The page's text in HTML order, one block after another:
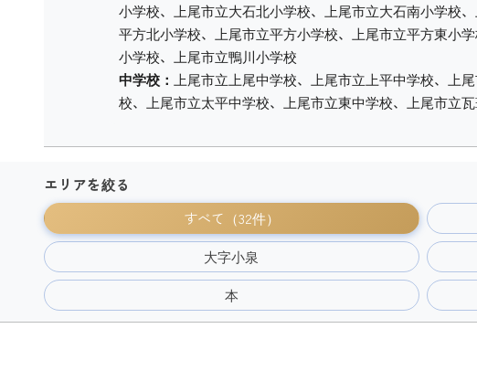
小学校、上尾市立大石北小学校、上尾市立大石南小学校
平方北小学校、上尾市立平方小学校、上尾市立平方東小
小学校、上尾市立鴨川小学校
中学校： 上尾市立上尾中学校、上尾市立上平中学校、上
校、上尾市立太平中学校、上尾市立東中学校、上尾市立
エリアを絞る
すべて（32件）
大字小泉
本